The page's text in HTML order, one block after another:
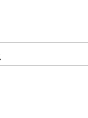
空のままにしてく